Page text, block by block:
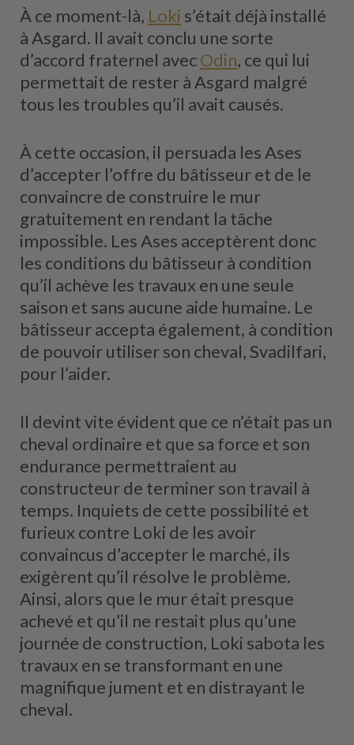
À ce moment-là, Loki s’était déjà installé
à Asgard. Il avait conclu une sorte
d’accord fraternel avecOdin, ce qui lui
permettait de rester à Asgard malgré
tous les troubles qu’il avait causés.
À cette occasion, il persuada les Ases
d’accepter l’offre du bâtisseur et de le
convaincre de construire le mur
gratuitement en rendant la tâche
impossible. Les Ases acceptèrent donc
les conditions du bâtisseur à condition
qu’il achève les travaux en une seule
saison et sans aucune aide humaine. Le
bâtisseur accepta également, à condition
de pouvoir utiliser son cheval, Svadilfari,
pour l’aider.
Il devint vite évident que ce n’était pas un
cheval ordinaire et que sa force et son
endurance permettraient au
constructeur de terminer son travail à
temps. Inquiets de cette possibilité et
furieux contre Loki de les avoir
convaincus d’accepter le marché, ils
exigèrent qu’il résolve le problème.
Ainsi, alors que le mur était presque
achevé et qu’il ne restait plus qu’une
journée de construction, Loki sabota les
travaux en se transformant en une
magnifique jument et en distrayant le
cheval.